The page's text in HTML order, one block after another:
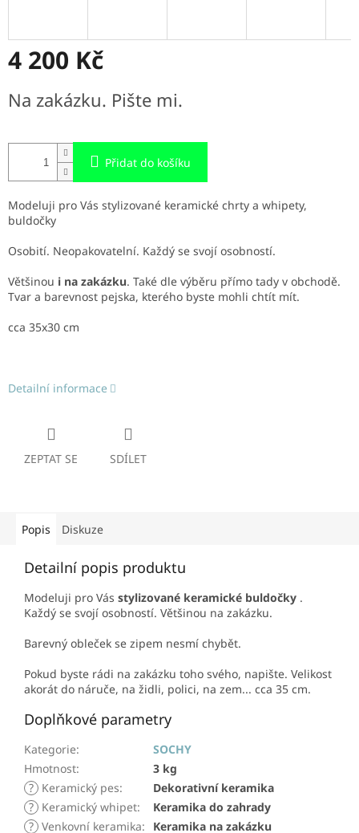
4 200 Kč
cena:
Na zakázku. Pište mi.
Přidat do košíku
Modeluji pro Vás stylizované keramické chrty a whipety,
buldočky
Osobití. Neopakovatelní. Každý se svojí osobností.
Většinou i na zakázku. Také dle výběru přímo tady v obchodě.
Tvar a barevnost pejska, kterého byste mohli chtít mít.
cca 35x30 cm
Detailní informace
ZEPTAT SE SDÍLET
Popis Diskuze
Detailní popis produktu
Modeluji pro Vás stylizované keramické buldočky .
Každý se svojí osobností. Většinou na zakázku.
Barevný obleček se zipem nesmí chybět.
Pokud byste rádi na zakázku toho svého, napište. Velikost
akorát do náruče, na židli, polici, na zem... cca 35 cm.
Doplňkové parametry
Kategorie:
SOCHY
Hmotnost:
3 kg
? Keramický pes:
Dekorativní keramika
? Keramický whipet:
Keramika do zahrady
? Venkovní keramika: Keramika na zakázku